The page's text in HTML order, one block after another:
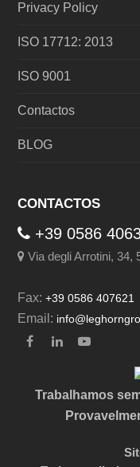
Privacy Policy
ISO 17712: 2013
ISO 9001
Contactos
BLOG
CONTACTOS
+39 0586
Via degli Arrotini, 34,
Fax:+39 0586 407621
Email:
Facebook
LinkedInYouTube
Trabalhamos